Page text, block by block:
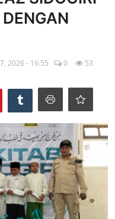
2026 - 16:55 0 53